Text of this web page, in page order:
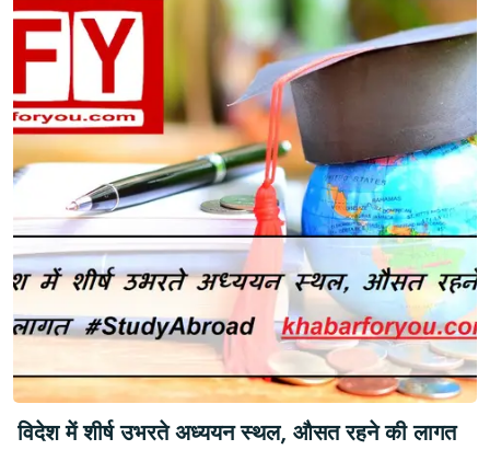
विदेश में शीर्ष उभरते अध्ययन स्थल, औसत रहने की लागत